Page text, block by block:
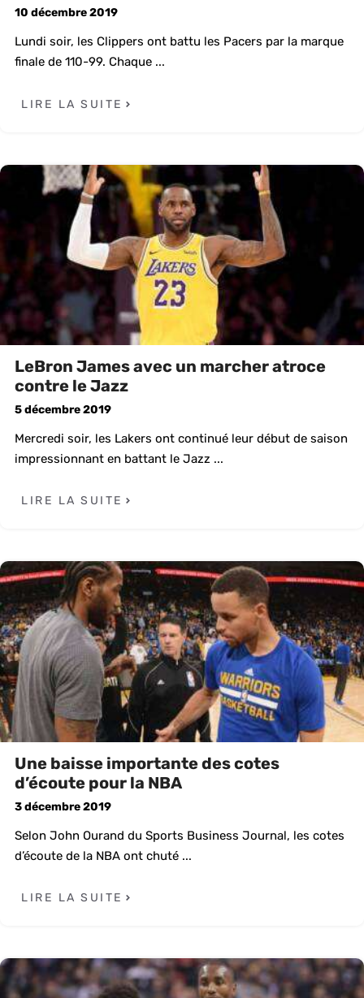
10 décembre 2019
Lundi soir, les Clippers ont battu les Pacers par la marque
finale de 110-99. Chaque ...
LIRE LA SUITE
LeBron James avec un marcher atroce
contre le Jazz
5 décembre 2019
Mercredi soir, les Lakers ont continué leur début de saison
impressionnant en battant le Jazz ...
LIRE LA SUITE
Une baisse importante des cotes
d’écoute pour la NBA
3 décembre 2019
Selon John Ourand du Sports Business Journal, les cotes
d’écoute de la NBA ont chuté ...
LIRE LA SUITE